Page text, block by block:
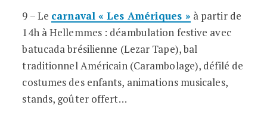
9 – Le carnaval « Les Amériques » à partir de
14h à Hellemmes : déambulation festive avec
batucada brésilienne (Lezar Tape), bal
traditionnel Américain (Carambolage), défilé de
costumes des enfants, animations musicales,
stands, goûter offert…